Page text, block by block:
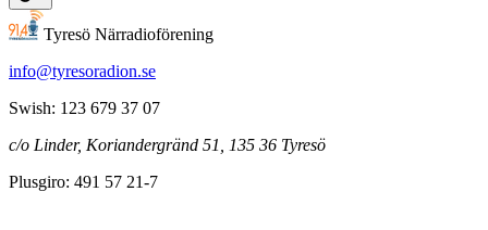
Tyresö Närradioförening
info@tyresoradion.se
Swish: 123 679 37 07
c/o Linder, Koriandergränd 51, 135 36 Tyresö
Plusgiro: 491 57 21-7